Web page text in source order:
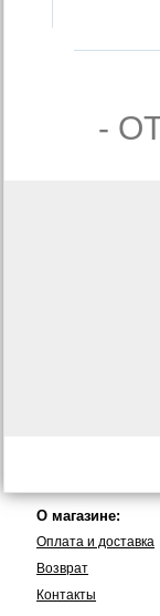
-
О магазине:
Оплата и доставка
Возврат
Контакты